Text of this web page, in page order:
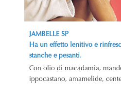
JAMBELLE SP
Ha un effetto lenitivo e
stanche e pesanti.
Con olio di macadamia,
ippocastano, amamelide,